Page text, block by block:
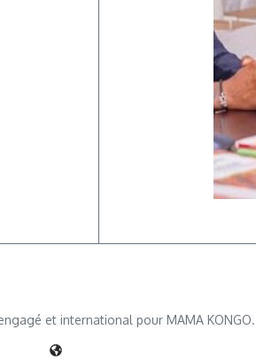
et international pour MAMA KONGO.